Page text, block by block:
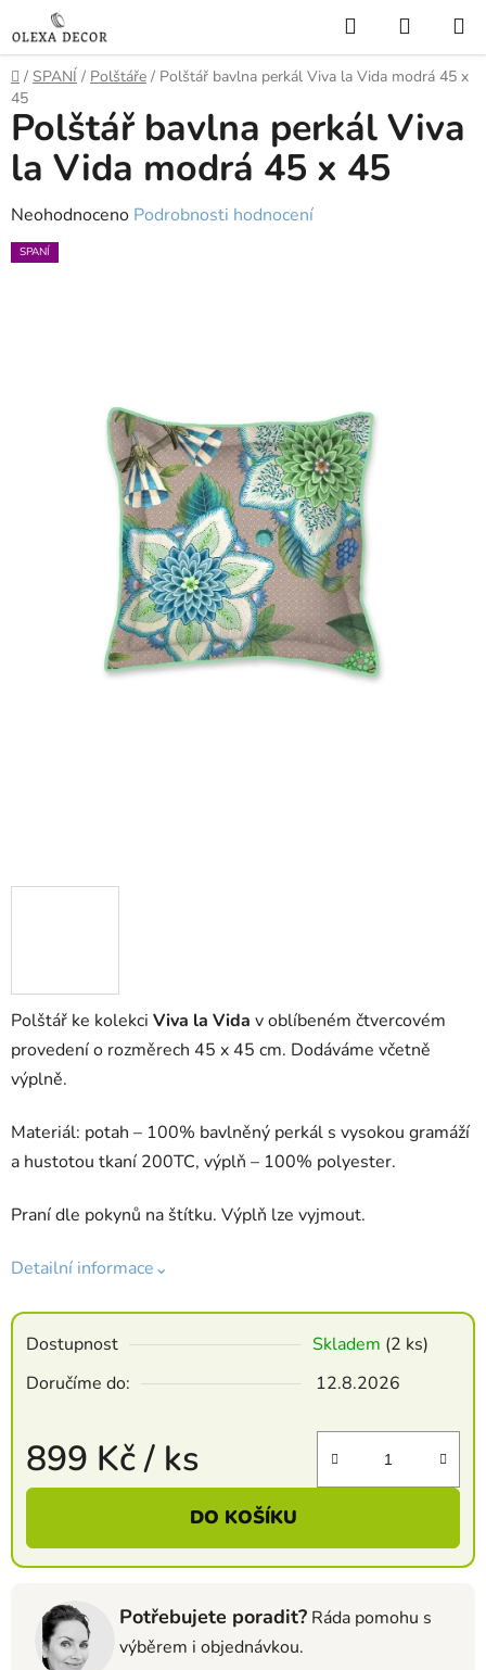
na
obsah
Hledat
KOŠÍK
Domů
/ SPANÍ / Polštáře / Polštář bavlna perkál Viva la Vida modrá 45 x
45
Polštář ke kolekci Viva la Vida v oblíbeném čtvercovém
provedení o rozměrech 45 x 45 cm. Dodáváme včetně
výplně.
Materiál: potah – 100% bavlněný perkál s vysokou gramáží
a hustotou tkaní 200TC, výplň – 100% polyester.
Praní dle pokynů na štítku. Výplň lze vyjmout.
Detailní informace⌄
Dostupnost Skladem (2 ks)
Doručíme do:
12.8.2026
899 Kč/ ks
Měrná cena:
DO KOŠÍKU
Potřebujete poradit? Ráda pomohu s
výběrem i objednávkou.
Polštář bavlna perkál Viva
la Vida modrá 45 x 45
Průměrné
hodnocení
Neohodnoceno Podrobnosti hodnocení
SPANÍ